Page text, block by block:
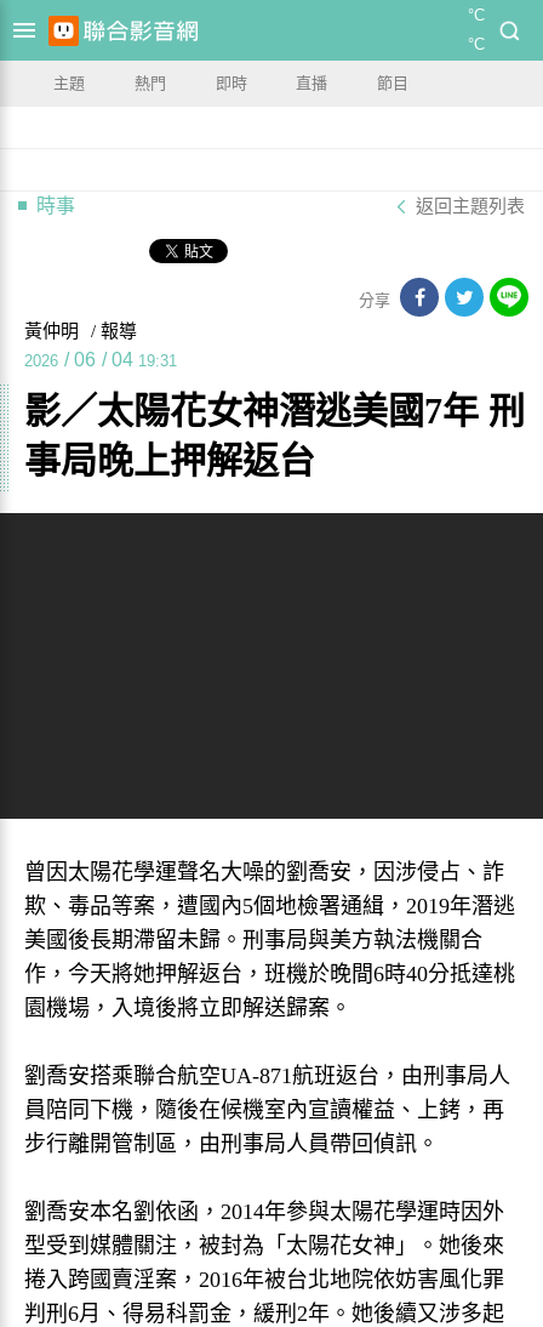
°C
°C
主題 熱門 即時 直播 節目
時事 返回主題列表
分享
黃仲明 / 報導
2026 / 06 / 04 19:31
影／太陽花女神潛逃美國7年 刑
事局晚上押解返台
曾因太陽花學運聲名大噪的劉喬安，因涉侵占、詐
欺、毒品等案，遭國內5個地檢署通緝，2019年潛逃
美國後長期滯留未歸。刑事局與美方執法機關合
作，今天將她押解返台，班機於晚間6時40分抵達桃
園機場，入境後將立即解送歸案。
劉喬安搭乘聯合航空UA-871航班返台，由刑事局人
員陪同下機，隨後在候機室內宣讀權益、上銬，再
步行離開管制區，由刑事局人員帶回偵訊。
劉喬安本名劉依函，2014年參與太陽花學運時因外
型受到媒體關注，被封為「太陽花女神」。她後來
捲入跨國賣淫案，2016年被台北地院依妨害風化罪
判刑6月、得易科罰金，緩刑2年。她後續又涉多起